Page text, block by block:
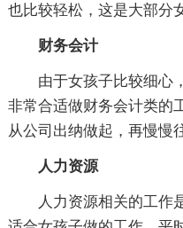
也比较轻松，这是大部分
财务会计
由于女孩子比较细心
非常合适做财务会计类的
从公司出纳做起，再慢慢
人力资源
人力资源相关的工作